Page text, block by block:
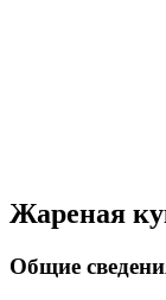
Жареная
Общие